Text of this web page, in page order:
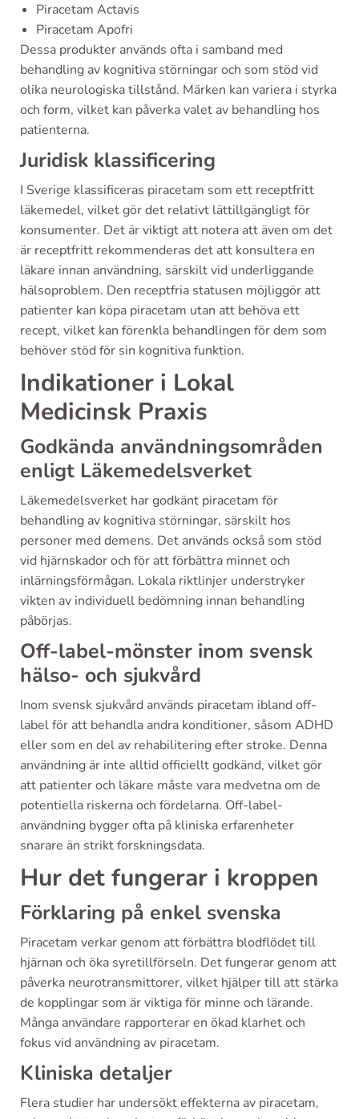
Piracetam Actavis
Piracetam Apofri
Dessa produkter används ofta i samband med
behandling av kognitiva störningar och som stöd vid
olika neurologiska tillstånd. Märken kan variera i styrka
och form, vilket kan påverka valet av behandling hos
patienterna.
Juridisk klassificering
I Sverige klassificeras piracetam som ett receptfritt
läkemedel, vilket gör det relativt lättillgängligt för
konsumenter. Det är viktigt att notera att även om det
är receptfritt rekommenderas det att konsultera en
läkare innan användning, särskilt vid underliggande
hälsoproblem. Den receptfria statusen möjliggör att
patienter kan köpa piracetam utan att behöva ett
recept, vilket kan förenkla behandlingen för dem som
behöver stöd för sin kognitiva funktion.
Indikationer i Lokal
Medicinsk Praxis
Godkända användningsområden
enligt Läkemedelsverket
Läkemedelsverket har godkänt piracetam för
behandling av kognitiva störningar, särskilt hos
personer med demens. Det används också som stöd
vid hjärnskador och för att förbättra minnet och
inlärningsförmågan. Lokala riktlinjer understryker
vikten av individuell bedömning innan behandling
påbörjas.
Off-label-mönster inom svensk
hälso- och sjukvård
Inom svensk sjukvård används piracetam ibland off-
label för att behandla andra konditioner, såsom ADHD
eller som en del av rehabilitering efter stroke. Denna
användning är inte alltid officiellt godkänd, vilket gör
att patienter och läkare måste vara medvetna om de
potentiella riskerna och fördelarna. Off-label-
användning bygger ofta på kliniska erfarenheter
snarare än strikt forskningsdata.
Hur det fungerar i kroppen
Förklaring på enkel svenska
Piracetam verkar genom att förbättra blodflödet till
hjärnan och öka syretillförseln. Det fungerar genom att
påverka neurotransmittorer, vilket hjälper till att stärka
de kopplingar som är viktiga för minne och lärande.
Många användare rapporterar en ökad klarhet och
fokus vid användning av piracetam.
Kliniska detaljer
Flera studier har undersökt effekterna av piracetam,